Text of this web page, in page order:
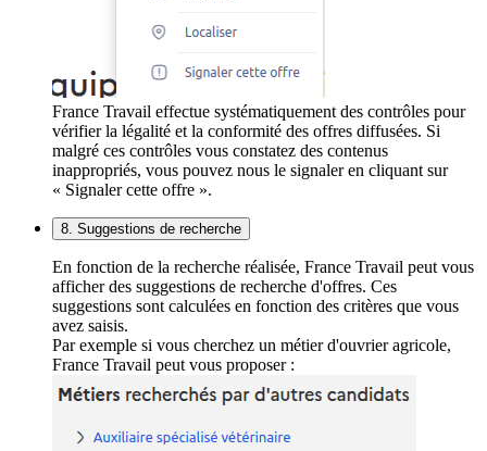
France Travail effectue systématiquement des contrôles pour
vérifier la légalité et la conformité des offres diffusées. Si
malgré ces contrôles vous constatez des contenus
inappropriés, vous pouvez nous le signaler en cliquant sur
« Signaler cette offre ».
8. Suggestions de recherche
En fonction de la recherche réalisée, France Travail peut vous
afficher des suggestions de recherche d'offres. Ces
suggestions sont calculées en fonction des critères que vous
avez saisis.
Par exemple si vous cherchez un métier d'ouvrier agricole,
France Travail peut vous proposer :